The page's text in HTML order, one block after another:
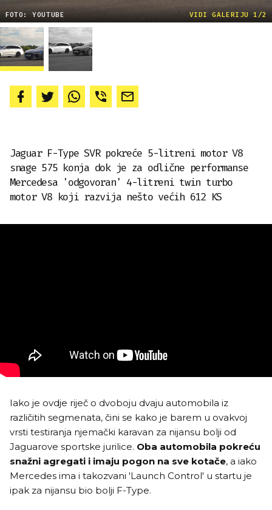
FOTO: YOUTUBE VIDI GALERIJU 1/2
Jaguar F-Type SVR pokreće 5-litreni motor V8
snage 575 konja dok je za odlične performanse
Mercedesa 'odgovoran' 4-litreni twin turbo
motor V8 koji razvija nešto većih 612 KS
Iako je ovdje riječ o dvoboju dvaju automobila iz
različitih segmenata, čini se kako je barem u ovakvoj
vrsti testiranja njemački karavan za nijansu bolji od
Jaguarove sportske jurilice. Oba automobila pokreću
snažni agregati i imaju pogon na sve kotače, a iako
Mercedes ima i takozvani 'Launch Control' u startu je
ipak za nijansu bio bolji F-Type.